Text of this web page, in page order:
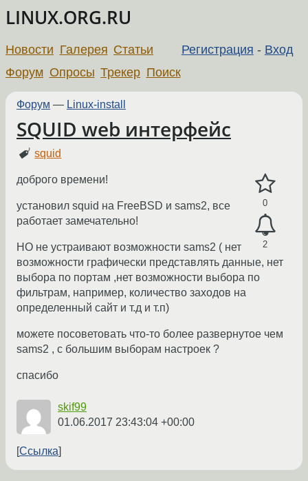
LINUX.ORG.RU
Регистрация - Вход
Новости Галерея Статьи
Форум Опросы Трекер Поиск
Форум — Linux-install
SQUID web интерфейс
squid
0
2
доброго времени!
установил squid на FreeBSD и sams2, все
работает замечательно!
НО не устраивают возможности sams2 ( нет
возможности графически представлять данные, нет
выбора по портам ,нет возможности выбора по
фильтрам, например, количество заходов на
определенный сайт и т.д и т.п)
можете посоветовать что-то более развернутое чем
sams2 , с большим выборам настроек ?
спасибо
skif99
01.06.2017 23:43:04 +00:00
Ссылка